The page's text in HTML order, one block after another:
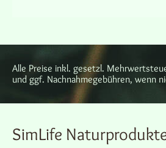
Alle Preise inkl. gesetzl.
und ggf. Nachnahmegebühren, wenn
SimLife